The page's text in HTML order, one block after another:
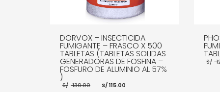
DORVOX – INSECTICIDA
FUMIGANTE – FRASCO X 500
TABLETAS (TABLETAS SOLIDAS
GENERADORAS DE FOSFINA –
FOSFURO DE ALUMINIO AL 57%
)
S/ 130.00 El
S/115.00
S/